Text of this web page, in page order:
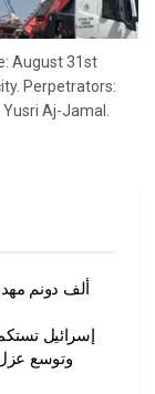
August 31st
Perpetrators:
Aj-Jamal.
إسرائيل
وتوسع